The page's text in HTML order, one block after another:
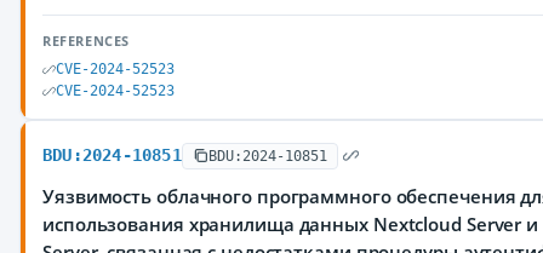
REFERENCES
CVE-2024-52523
CVE-2024-52523
BDU:2024-10851 BDU:2024-10851
Уязвимость облачного программного обеспечения
использования хранилища данных Nextcloud Server